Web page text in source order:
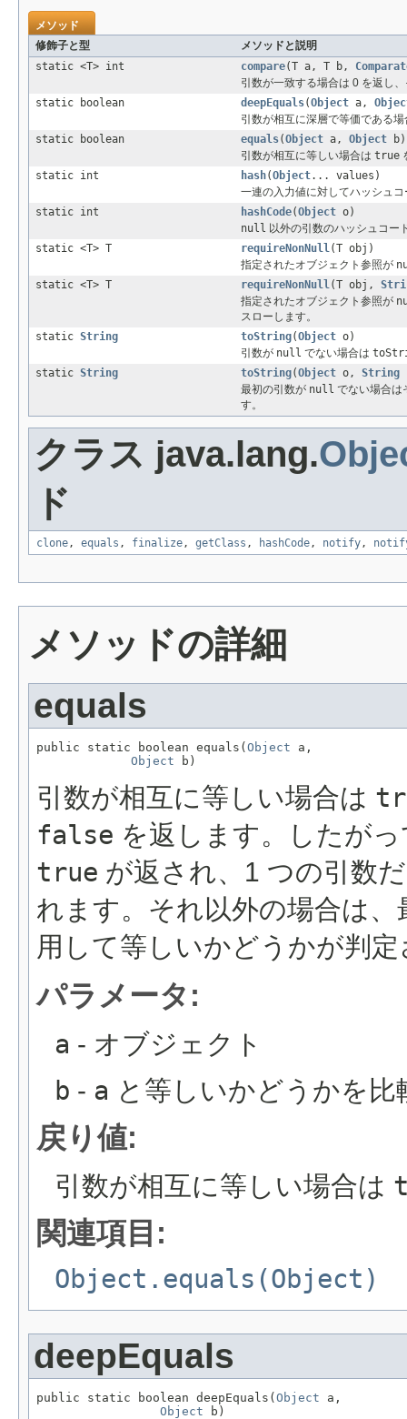
メソッド
修飾子と型
メソッドと説明
static <T> int
compare(T a, T b,
引数が一致する場合は 0 を返し
static boolean
deepEquals(Object a,
引数が相互に深層で等価である
static boolean
equals(Object a, Object b)
引数が相互に等しい場合は true
static int
hash(Object... values)
一連の入力値に対してハッシュ
static int
hashCode(Object o)
null 以外の引数のハッシュコー
static <T> T
requireNonNull(T obj)
指定されたオブジェクト参照が
static <T> T
requireNonNull(T obj,
指定されたオブジェクト参照が
スローします。
static String toString(Object o)
引数が null でない場合は
static String toString(Object o, String
最初の引数が null でない場合
す。
クラス java.lang.
ド
clone, equals , finalize, getClass , hashCode, notify,
メソッドの詳細
equals
public static boolean equals( Object a,
Object b)
引数が相互に等しい場合は
false を返します。したが
true が返され、1 つの引数
れます。それ以外の場合は
用して等しいかどうかが判
パラメータ:
a - オブジェクト
b - a と等しいかどうかを
戻り値:
引数が相互に等しい場合は
関連項目:
Object.equals(Object)
deepEquals
public static boolean deepEquals( Object a,
Object b)